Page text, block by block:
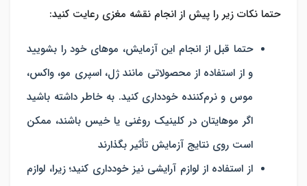
حتما نکات زیر را پیش از انجام نقشه مغزی رعایت کنید:
حتما قبل از انجام این آزمایش، موهای خود را بشویید
و از استفاده از محصولاتی مانند ژل، اسپری مو، واکس،
موس و نرم‌کننده خودداری کنید. به خاطر داشته باشید
اگر موهایتان در کلینیک روغنی یا خیس باشند، ممکن
است روی نتایج آزمایش تأثیر بگذارند
از استفاده از لوازم آرایشی نیز خودداری کنید؛ زیرا، لوازم